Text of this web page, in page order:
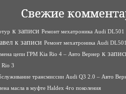
Свежие
к записи Ремонт мехатроника Audi DL501
к записи Ремонт мехатроника Audi DL501
цепи ГРМ Kia Rio 4 – Авто Вернер к
Rio 3
трансмиссии Audi Q3 2.0 – Авто
масла в муфте Haldex 4го поколения